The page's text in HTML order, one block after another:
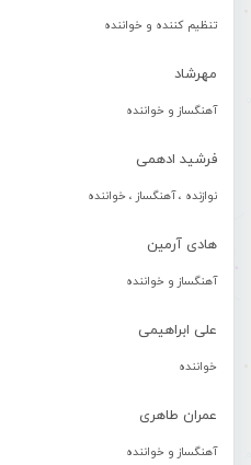
تنظیم کننده و خواننده
مهرشاد
آهنگساز و خواننده
فرشید ادهمی
نوازنده ، آهنگساز ، خواننده
هادی آرمین
آهنگساز و خواننده
علی ابراهیمی
خواننده
عمران طاهری
آهنگساز و خواننده